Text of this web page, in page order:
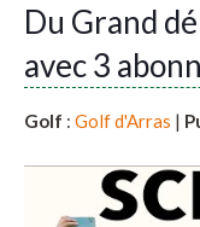
Du Grand
avec 3
Golf : Golf d'Arras |